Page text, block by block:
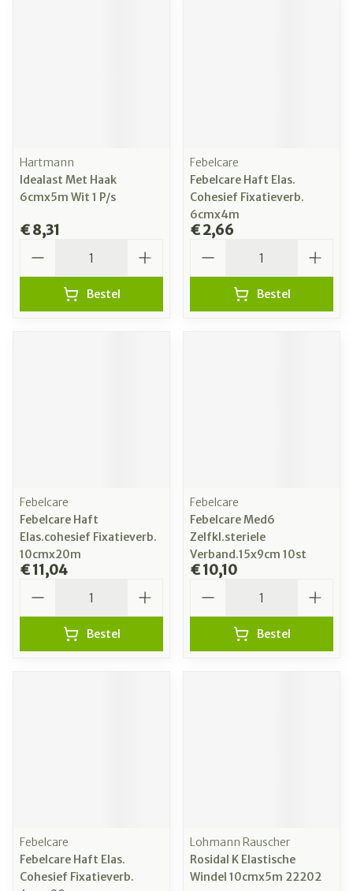
Hartmann
Idealast Met Haak
6cmx5m Wit 1 P/s
€ 8,31
Bestel
Febelcare
Febelcare Haft Elas.
Cohesief Fixatieverb.
6cmx4m
€ 2,66
Bestel
Febelcare
Febelcare Haft
Elas.cohesief Fixatieverb.
10cmx20m
€ 11,04
Bestel
Febelcare
Febelcare Med6
Zelfkl.steriele
Verband.15x9cm 10st
€ 10,10
Bestel
Febelcare
Febelcare Haft Elas.
Cohesief Fixatieverb.
Lohmann Rauscher
Rosidal K Elastische
Windel 10cmx5m 22202